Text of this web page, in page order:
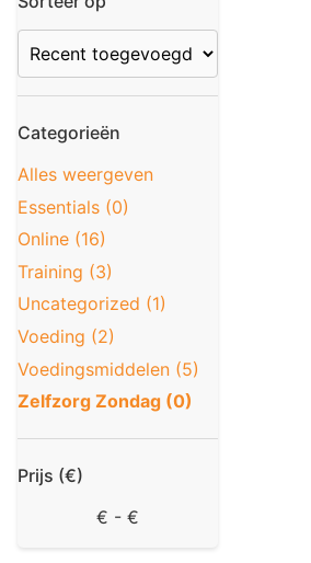
Categorieën
Alles weergeven
Essentials (0)
Online (16)
Training (3)
Uncategorized (1)
Voeding (2)
Voedingsmiddelen (5)
Zelfzorg Zondag (0)
Prijs (€)
€ - €